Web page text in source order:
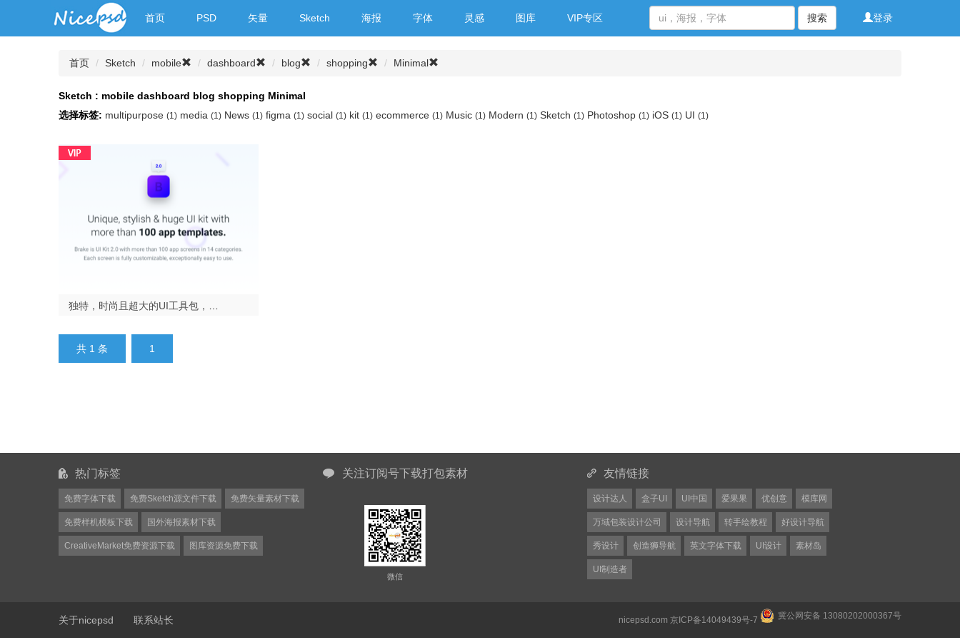
首页 PSD 矢量 Sketch 海报 字体 灵感 图库 VIP专区 登录
搜索
首页 Sketch mobile dashboard blog shopping Minimal
Sketch : mobile dashboard blog shopping Minimal
选择标签: multipurpose (1) media (1) News (1) figma (1) social (1) kit (1) ecommerce (1) Music (1) Modern (1) Sketch (1) Photoshop (1) iOS (1) UI (1)
独特，时尚且超大的UI工具包，包含100多种移动应用模板.Brake UI Kit 2.0
共 1 条 1
热门标签
免费字体下载 免费Sketch源文件下载 免费矢量素材下载
免费样机模板下载 国外海报素材下载
CreativeMarket免费资源下载 图库资源免费下载
关注订阅号下载打包素材
微信
友情链接
设计达人 盒子UI UI中国 爱果果 优创意 模库网
万域包装设计公司 设计导航 转手绘教程 好设计导航
秀设计 创造狮导航 英文字体下载 UI设计 素材岛
UI制造者
关于nicepsd 联系站长 nicepsd.com 京ICP备14049439号-7 冀公网安备 13080202000367号